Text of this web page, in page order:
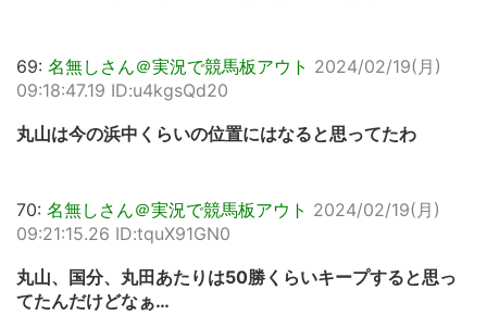
69: 名無しさん＠実況で競馬板アウト 2024/02/19(月)
09:18:47.19 ID:u4kgsQd20
丸山は今の浜中くらいの位置にはなると思ってたわ
70: 名無しさん＠実況で競馬板アウト 2024/02/19(月)
09:21:15.26 ID:tquX91GN0
丸山、国分、丸田あたりは50勝くらいキープすると思っ
てたんだけどなぁ…